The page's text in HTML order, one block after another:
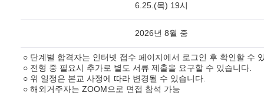
6.25.(목) 19시
2026년 8월 중
○ 단계별 합격자는 인터넷 접수 페이지에서 로그인 후 확인할 수
○ 전형 중 필요시 추가로 별도 서류 제출을 요구할 수 있습니다.
○ 위 일정은 본교 사정에 따라 변경될 수 있습니다.
○ 해외거주자는 ZOOM으로 면접 참석 가능